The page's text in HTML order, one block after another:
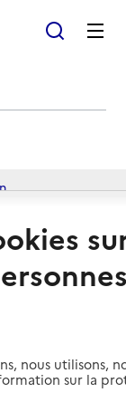
nous utilisons,
sur la